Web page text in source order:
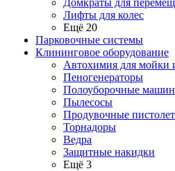
Домкраты для
Лифты для колес
Ещё 20
Парковочные системы
Клининговое оборудование
Автохимия для мойки
Пеногенераторы
Полоуборочные
Пылесосы
Продувочные
Торнадоры
Ведра
Защитные накидки
Ещё 3